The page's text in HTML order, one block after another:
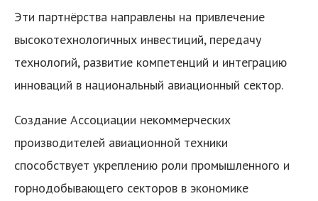
Эти партнёрства направлены на привлечение
высокотехнологичных инвестиций, передачу
технологий, развитие компетенций и интеграцию
инноваций в национальный авиационный сектор.
Создание Ассоциации некоммерческих
производителей авиационной техники
способствует укреплению роли промышленного и
горнодобывающего секторов в экономике